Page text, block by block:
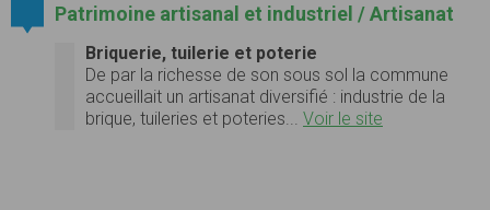
Patrimoine artisanal et industriel / Artisanat
Briquerie, tuilerie et poterie
De par la richesse de son sous sol la commune
accueillait un artisanat diversifié : industrie de la
brique, tuileries et poteries... Voir le site